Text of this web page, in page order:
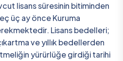
lisans süresinin bitiminden
üç ay önce Kuruma
Lisans bedelleri;
ve yıllık bedellerden
yürürlüğe girdiği tarihi